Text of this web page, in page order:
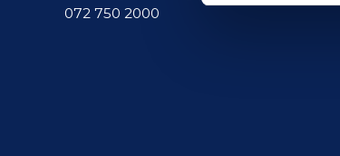
072 750 2000